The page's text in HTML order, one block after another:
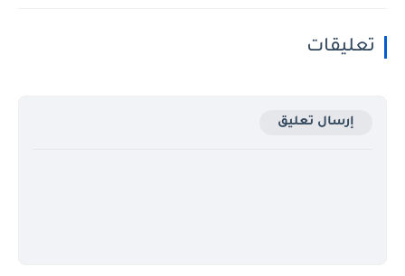
تعليقات
إرسال تعليق